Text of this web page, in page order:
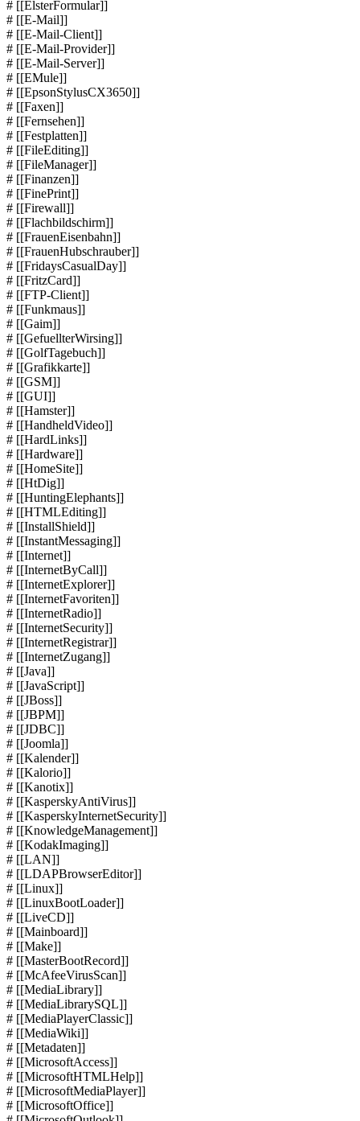
# [[ElsterFormular]]
# [[E-Mail]]
# [[E-Mail-Client]]
# [[E-Mail-Provider]]
# [[E-Mail-Server]]
# [[EMule]]
# [[EpsonStylusCX3650]]
# [[Faxen]]
# [[Fernsehen]]
# [[Festplatten]]
# [[FileEditing]]
# [[FileManager]]
# [[Finanzen]]
# [[FinePrint]]
# [[Firewall]]
# [[Flachbildschirm]]
# [[FrauenEisenbahn]]
# [[FrauenHubschrauber]]
# [[FridaysCasualDay]]
# [[FritzCard]]
# [[FTP-Client]]
# [[Funkmaus]]
# [[Gaim]]
# [[GefuellterWirsing]]
# [[GolfTagebuch]]
# [[Grafikkarte]]
# [[GSM]]
# [[GUI]]
# [[Hamster]]
# [[HandheldVideo]]
# [[HardLinks]]
# [[Hardware]]
# [[HomeSite]]
# [[HtDig]]
# [[HuntingElephants]]
# [[HTMLEditing]]
# [[InstallShield]]
# [[InstantMessaging]]
# [[Internet]]
# [[InternetByCall]]
# [[InternetExplorer]]
# [[InternetFavoriten]]
# [[InternetRadio]]
# [[InternetSecurity]]
# [[InternetRegistrar]]
# [[InternetZugang]]
# [[Java]]
# [[JavaScript]]
# [[JBoss]]
# [[JBPM]]
# [[JDBC]]
# [[Joomla]]
# [[Kalender]]
# [[Kalorio]]
# [[Kanotix]]
# [[KasperskyAntiVirus]]
# [[KasperskyInternetSecurity]]
# [[KnowledgeManagement]]
# [[KodakImaging]]
# [[LAN]]
# [[LDAPBrowserEditor]]
# [[Linux]]
# [[LinuxBootLoader]]
# [[LiveCD]]
# [[Mainboard]]
# [[Make]]
# [[MasterBootRecord]]
# [[McAfeeVirusScan]]
# [[MediaLibrary]]
# [[MediaLibrarySQL]]
# [[MediaPlayerClassic]]
# [[MediaWiki]]
# [[Metadaten]]
# [[MicrosoftAccess]]
# [[MicrosoftHTMLHelp]]
# [[MicrosoftMediaPlayer]]
# [[MicrosoftOffice]]